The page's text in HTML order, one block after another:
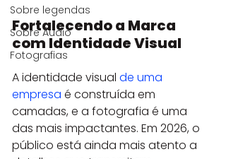
Sobre legendas
Sobre Áudio
Fotografias
Fortalecendo a Marca
com Identidade Visual
A identidade visual de uma
empresa é construída em
camadas, e a fotografia é uma
das mais impactantes. Em 2026, o
público está ainda mais atento a